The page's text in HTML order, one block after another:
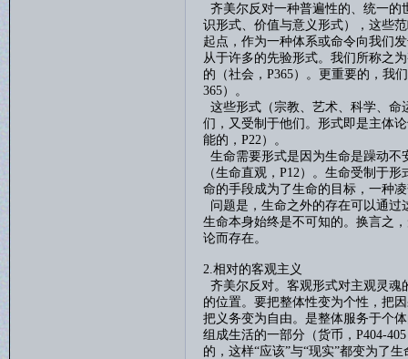
齐美尔反对一种普遍性的、统一的
识形式、价值与意义形式），这些
起点，作为一种体系或命令向我们
从于许多的先验形式。我们所称之
的（社会， P365）。更重要的，我
365）。
这些形式（宗教、艺术、科学、命
们，又受制于他们。形式即是主体
能的， P22 ）。
生命需要形式是因为生命是躁动不
（生命直观， P12 ）。生命受制于形
命的手段成为了生命的目标，一种
问题是，生命之外的存在可以通过
生命本身始终是不可知的。换言之
论而存在。
2.相对的客观主义
齐美尔反对。客观形式对主观灵魂
的位置。要把整体性变为个性，把
把义务变为自由。是整体服务于个
组成生活的一部分（货币， P404-405
的，这样“应该”与“现实”都变为了